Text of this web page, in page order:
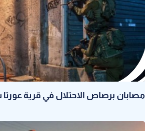
مصابان برصاص الاحتلال في قرية